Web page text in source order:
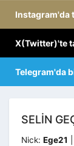
Instagram'da
X(Twitter)'te
Telegram'da
SELIN
Nick: Ege21